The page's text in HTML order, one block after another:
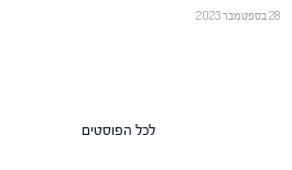
28 בספטמבר 2023
לכל הפוסטים